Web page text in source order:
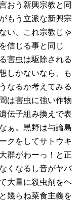
おう新興宗教と同
もう立派な新興宗
い、これ宗教じゃ
信じる事と同じ
害虫は駆除される
しかないなら、も
なるか考えてみる
は害虫に強い作物
伝子組み換えで表
ぁ。黒野は与論島
クをしてサトウキ
群がわーっ！と正
くなるし音がヤバ
大量に殺虫剤をヘ
幾らね菜食主義を